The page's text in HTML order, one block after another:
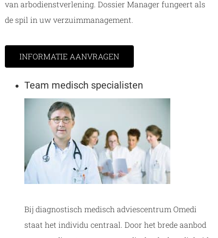
van arbodienstverlening. Dossier Manager fungeert als
de spil in uw verzuimmanagement.
INFORMATIE AANVRAGEN
Team medisch specialisten
Bij diagnostisch medisch adviescentrum Omedi
staat het individu centraal. Door het brede aanbod